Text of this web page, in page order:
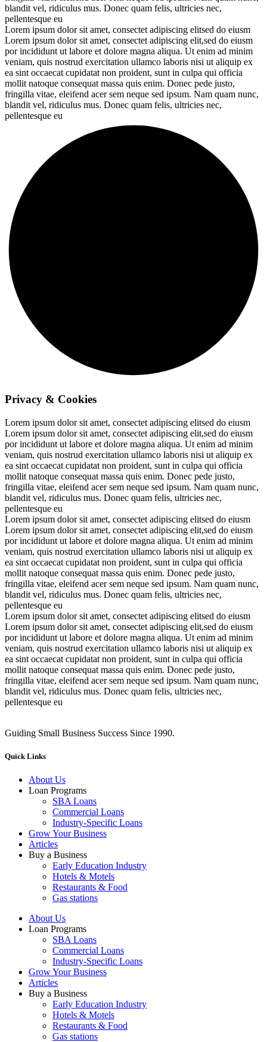
blandit vel, ridiculus mus. Donec quam felis, ultricies nec,
pellentesque eu
Lorem ipsum dolor sit amet, consectet adipiscing elitsed do eiusm
Lorem ipsum dolor sit amet, consectet adipiscing elit,sed do eiusm
por incididunt ut labore et dolore magna aliqua. Ut enim ad minim
veniam, quis nostrud exercitation ullamco laboris nisi ut aliquip ex
ea sint occaecat cupidatat non proident, sunt in culpa qui officia
mollit natoque consequat massa quis enim. Donec pede justo,
fringilla vitae, eleifend acer sem neque sed ipsum. Nam quam nunc,
blandit vel, ridiculus mus. Donec quam felis, ultricies nec,
pellentesque eu
Privacy & Cookies
Lorem ipsum dolor sit amet, consectet adipiscing elitsed do eiusm
Lorem ipsum dolor sit amet, consectet adipiscing elit,sed do eiusm
por incididunt ut labore et dolore magna aliqua. Ut enim ad minim
veniam, quis nostrud exercitation ullamco laboris nisi ut aliquip ex
ea sint occaecat cupidatat non proident, sunt in culpa qui officia
mollit natoque consequat massa quis enim. Donec pede justo,
fringilla vitae, eleifend acer sem neque sed ipsum. Nam quam nunc,
blandit vel, ridiculus mus. Donec quam felis, ultricies nec,
pellentesque eu
Lorem ipsum dolor sit amet, consectet adipiscing elitsed do eiusm
Lorem ipsum dolor sit amet, consectet adipiscing elit,sed do eiusm
por incididunt ut labore et dolore magna aliqua. Ut enim ad minim
veniam, quis nostrud exercitation ullamco laboris nisi ut aliquip ex
ea sint occaecat cupidatat non proident, sunt in culpa qui officia
mollit natoque consequat massa quis enim. Donec pede justo,
fringilla vitae, eleifend acer sem neque sed ipsum. Nam quam nunc,
blandit vel, ridiculus mus. Donec quam felis, ultricies nec,
pellentesque eu
Lorem ipsum dolor sit amet, consectet adipiscing elitsed do eiusm
Lorem ipsum dolor sit amet, consectet adipiscing elit,sed do eiusm
por incididunt ut labore et dolore magna aliqua. Ut enim ad minim
veniam, quis nostrud exercitation ullamco laboris nisi ut aliquip ex
ea sint occaecat cupidatat non proident, sunt in culpa qui officia
mollit natoque consequat massa quis enim. Donec pede justo,
fringilla vitae, eleifend acer sem neque sed ipsum. Nam quam nunc,
blandit vel, ridiculus mus. Donec quam felis, ultricies nec,
pellentesque eu
Guiding Small Business Success Since 1990.
Quick Links
About Us
Loan Programs
SBA Loans
Commercial Loans
Industry-Specific Loans
Grow Your Business
Articles
Buy a Business
Early Education Industry
Hotels & Motels
Restaurants & Food
Gas stations
About Us
Loan Programs
SBA Loans
Commercial Loans
Industry-Specific Loans
Grow Your Business
Articles
Buy a Business
Early Education Industry
Hotels & Motels
Restaurants & Food
Gas stations